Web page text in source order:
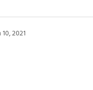
2021